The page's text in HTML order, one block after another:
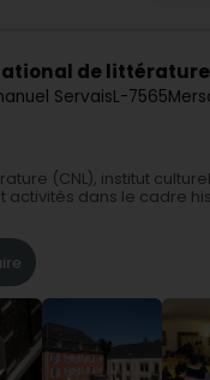
de
ServaisL-7565
(CNL), institut
dans le cadre